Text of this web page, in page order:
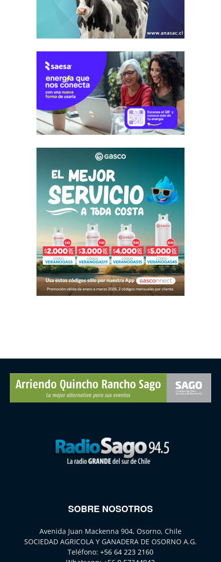
SOBRE NOSOTROS
Avenida Juan Mackenna 904, Osorno, Chile
SOCIEDAD AGRICOLA Y GANADERA DE OSORNO A.G.
Teléfono: +56 64 223 2160